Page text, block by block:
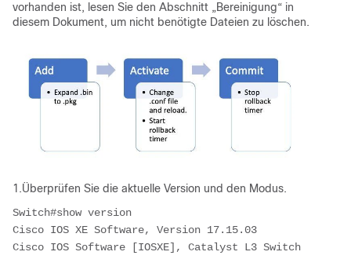
vorhanden ist, lesen Sie den Abschnitt „Bereinigung“ in
diesem Dokument, um nicht benötigte Dateien zu löschen.
1.Überprüfen Sie die aktuelle Version und den Modus.
Switch#show version
Cisco IOS XE Software, Version 17.15.03
Cisco IOS Software [IOSXE], Catalyst L3 Switch